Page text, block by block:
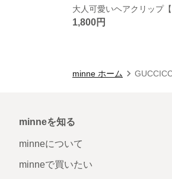
1,800円
minne ホーム
minneを知る
minneについて
minneで買いたい